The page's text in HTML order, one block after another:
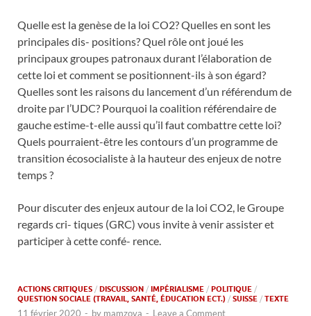
Quelle est la genèse de la loi CO2? Quelles en sont les
principales dis- positions? Quel rôle ont joué les
principaux groupes patronaux durant l’élaboration de
cette loi et comment se positionnent-ils à son égard?
Quelles sont les raisons du lancement d’un référendum de
droite par l’UDC? Pourquoi la coalition référendaire de
gauche estime-t-elle aussi qu’il faut combattre cette loi?
Quels pourraient-être les contours d’un programme de
transition écosocialiste à la hauteur des enjeux de notre
temps ?
Pour discuter des enjeux autour de la loi CO2, le Groupe
regards cri- tiques (GRC) vous invite à venir assister et
participer à cette confé- rence.
ACTIONS CRITIQUES / DISCUSSION / IMPÉRIALISME / POLITIQUE /
QUESTION SOCIALE (TRAVAIL, SANTÉ, ÉDUCATION ECT.) / SUISSE / TEXTE
11 février 2020 - by mamzova - Leave a Comment